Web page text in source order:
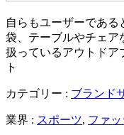
自らもユーザーであ
袋、テーブルやチェア
扱っているアウトドア
ト
カテゴリー : ブランド
業界 : スポーツ, ファ